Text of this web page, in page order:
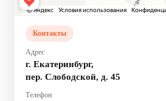
Контакты
Адрес
г. Екатеринбург,
пер. Слободской, д. 45
Телефон